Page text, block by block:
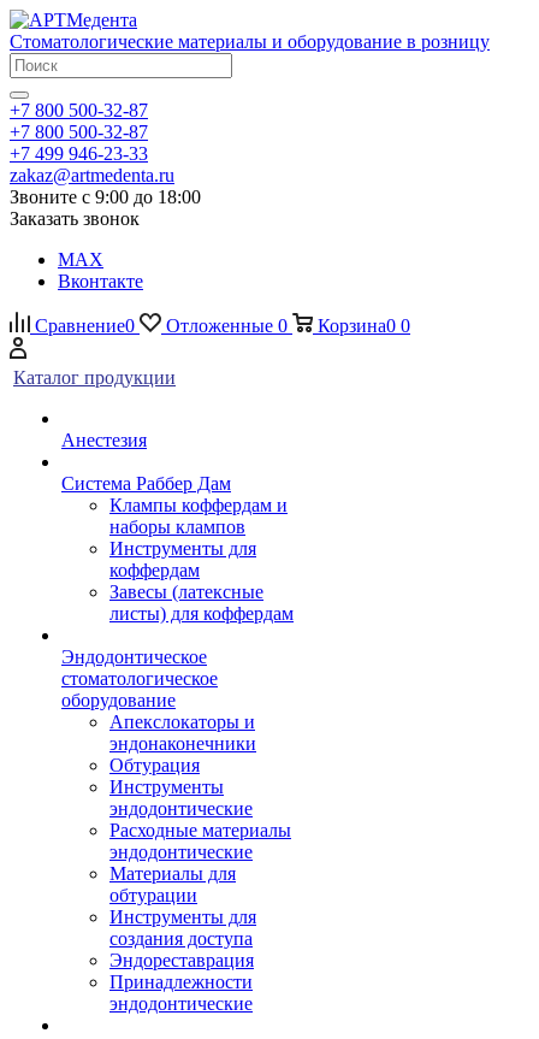
Стоматологические материалы и оборудование в розницу
+7 800 500-32-87
+7 800 500-32-87
+7 499 946-23-33
zakaz@artmedenta.ru
Звоните с 9:00 до 18:00
Заказать звонок
MAX
Вконтакте
Сравнение0 Отложенные 0 Корзина0 0
Каталог продукции
Анестезия
Система Раббер Дам
Клампы коффердам и
наборы клампов
Инструменты для
коффердам
Завесы (латексные
листы) для коффердам
Эндодонтическое
стоматологическое
оборудование
Апекслокаторы и
эндонаконечники
Обтурация
Инструменты
эндодонтические
Расходные материалы
эндодонтические
Материалы для
обтурации
Инструменты для
создания доступа
Эндореставрация
Принадлежности
эндодонтические